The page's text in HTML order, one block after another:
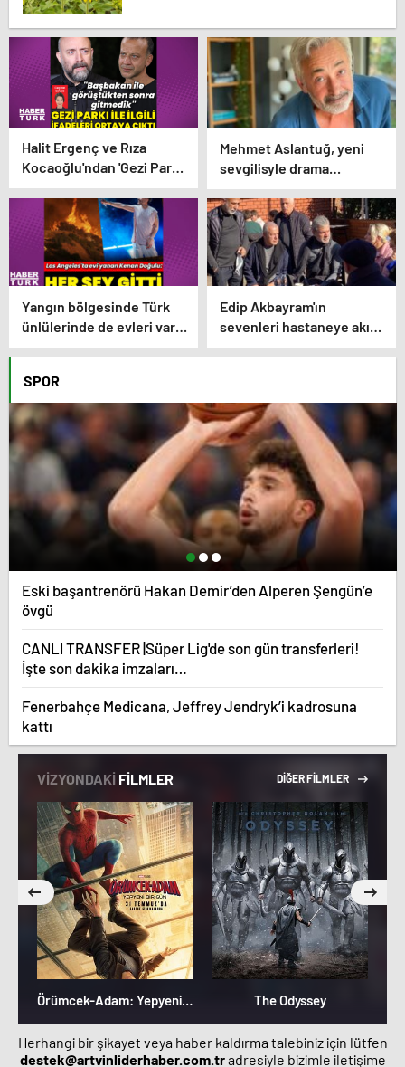
Halit Ergenç ve Rıza
Kocaoğlu'ndan 'Gezi Parkı'
ifadesi – Magazin
haberleri
Mehmet Aslantuğ, yeni
sevgilisyle drama
çalışmalarında tanıştı –
Magazin haberleri
Yangın bölgesinde Türk
ünlülerinde de evleri var –
Magazin haberleri
Edip Akbayram'ın
sevenleri hastaneye akın
ediyor – Magazin
SPOR
Eski başantrenörü Hakan Demir’den Alperen Şengün’e
övgü
CANLI TRANSFER |Süper Lig'de son gün transferleri!
İşte son dakika imzaları…
Fenerbahçe Medicana, Jeffrey Jendryk’i kadrosuna
kattı
VİZYONDAKİ FİLMLER DİĞER FİLMLER
Örümcek-Adam: Yepyeni Bir Gün The Odyssey
Herhangi bir şikayet veya haber kaldırma talebiniz için lütfen
destek@artvinliderhaber.com.tradresiyle bizimle iletişime